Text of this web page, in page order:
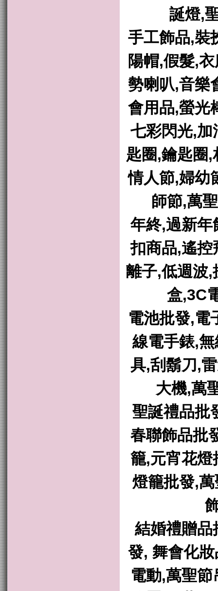
誕燈,
手工飾品,裝
陽帽,假髮,
勢喇叭,音樂
會用品,螢光
七彩閃光,加
匙圈,鑰匙圈
情人節,婦幼
師節,萬
年終,過新年
扣商品,遙控
離子,低週波,
盒,3C
電池批發,電
線電手錶,
具,刮鬍刀,
大機,萬
聖誕禮品批
春聯飾品批
籠,元宵花燈
燈籠批發,
結婚禮贈品
發, 舞會化
電動,萬聖